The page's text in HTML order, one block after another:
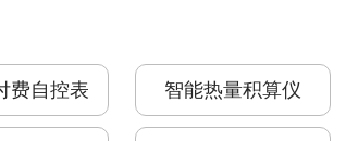
费自控表 智能热量积算仪